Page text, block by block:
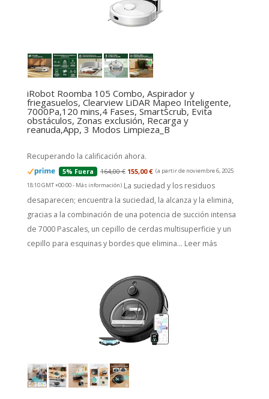
iRobot Roomba 105 Combo, Aspirador y
friegasuelos, Clearview LiDAR Mapeo Inteligente,
7000Pa,120 mins,4 Fases, SmartScrub, Evita
obstáculos, Zonas exclusión, Recarga y
reanuda,App, 3 Modos Limpieza_B
Recuperando la calificación ahora.
5% Fuera 164,00 € 155,00 € (a partir de noviembre 6, 2025
18:10 GMT +00:00 - Más información) La suciedad y los residuos
desaparecen; encuentra la suciedad, la alcanza y la elimina,
gracias a la combinación de una potencia de succión intensa
de 7000 Pascales, un cepillo de cerdas multisuperficie y un
cepillo para esquinas y bordes que elimina... Leer más